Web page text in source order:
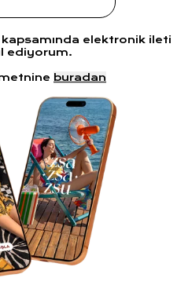
kapsamında elektronik ileti
ediyorum.
buradan